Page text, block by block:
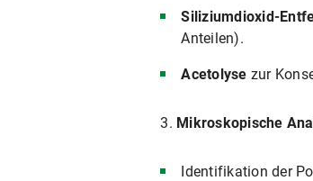
Siliziumdioxid-
Anteilen).
Acetolyse zur
3. Mikroskopische
Identifikation der